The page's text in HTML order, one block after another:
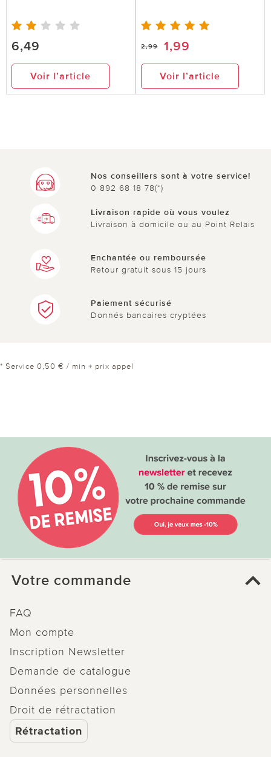
6,49
Voir l’article
2,99 1,99
Voir l’article
Nos conseillers sont à votre service!
0 892 68 18 78(*)
Livraison rapide où vous voulez
Livraison à domicile ou au Point Relais
Enchantée ou remboursée
Retour gratuit sous 15 jours
Paiement sécurisé
Donnés bancaires cryptées
* Service 0,50 € / min + prix appel
Votre commande
FAQ
Mon compte
Inscription Newsletter
Demande de catalogue
Données personnelles
Droit de rétractation
Rétractation